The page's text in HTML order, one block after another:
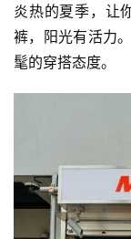
炎热的夏季，让
裤，阳光有活力
髦的穿搭态度。